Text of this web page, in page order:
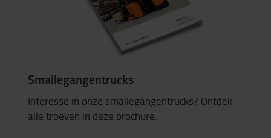
Smallegangentrucks
Interesse in onze smallegangentrucks? Ontdek
alle troeven in deze brochure.